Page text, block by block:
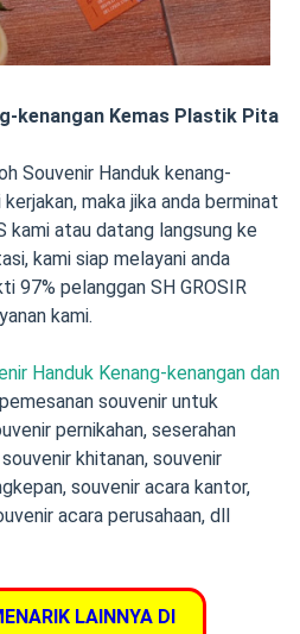
kenangan Kemas Plastik Pita
Souvenir Handuk kenang-
maka jika anda berminat
kami atau datang langsung ke
kami siap melayani anda
97% pelanggan SH GROSIR
kami.
Handuk Kenang-kenangan dan
souvenir untuk
pernikahan, seserahan
souvenir khitanan, souvenir
souvenir acara kantor,
acara perusahaan, dll
LAINNYA DI